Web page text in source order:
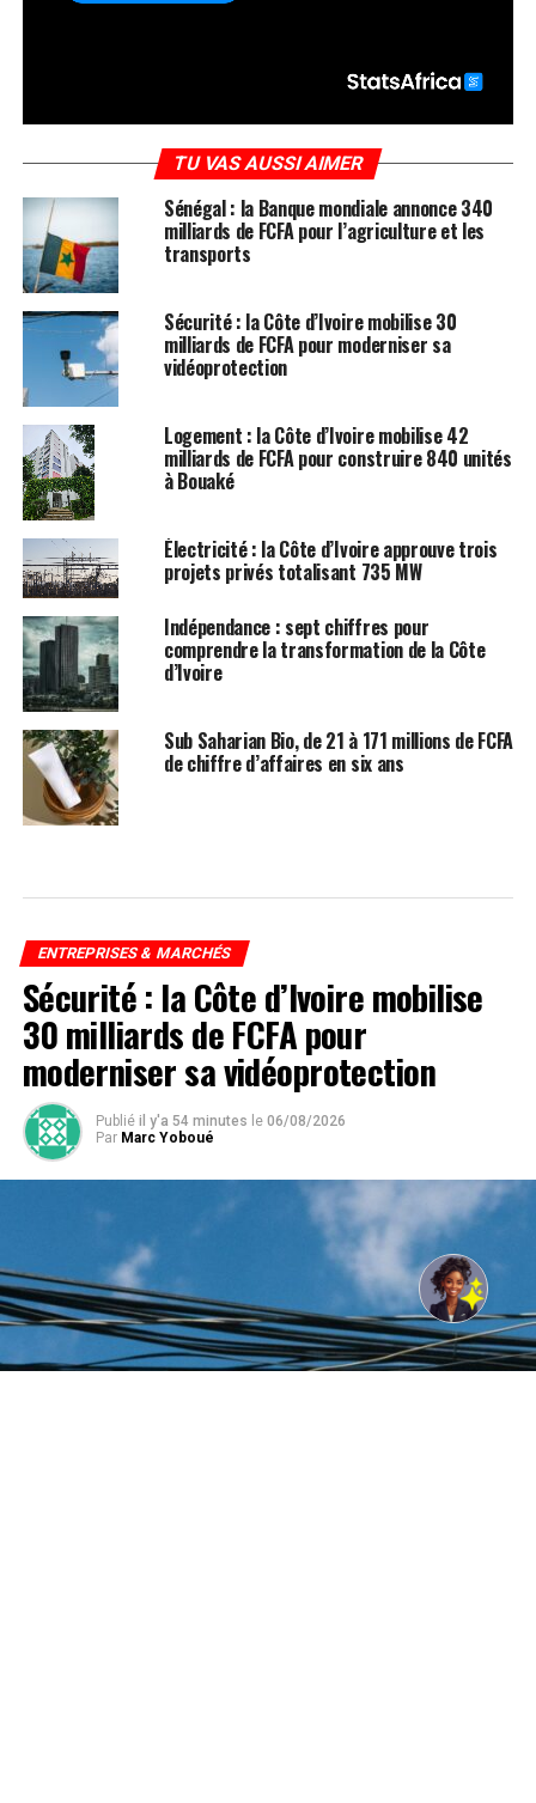
TU VAS AUSSI AIMER
Sénégal : la Banque mondiale annonce 340
milliards de FCFA pour l’agriculture et les
transports
Sécurité : la Côte d’Ivoire mobilise 30
milliards de FCFA pour moderniser sa
vidéoprotection
Logement : la Côte d’Ivoire mobilise 42
milliards de FCFA pour construire 840 unités
à Bouaké
Électricité : la Côte d’Ivoire approuve trois
projets privés totalisant 735 MW
Indépendance : sept chiffres pour
comprendre la transformation de la Côte
d’Ivoire
Sub Saharian Bio, de 21 à 171 millions de FCFA
de chiffre d’affaires en six ans
ENTREPRISES & MARCHÉS
Sécurité : la Côte d’Ivoire mobilise
30 milliards de FCFA pour
moderniser sa vidéoprotection
Publié il y'a 54 minutes le 06/08/2026
Par Marc Yoboué